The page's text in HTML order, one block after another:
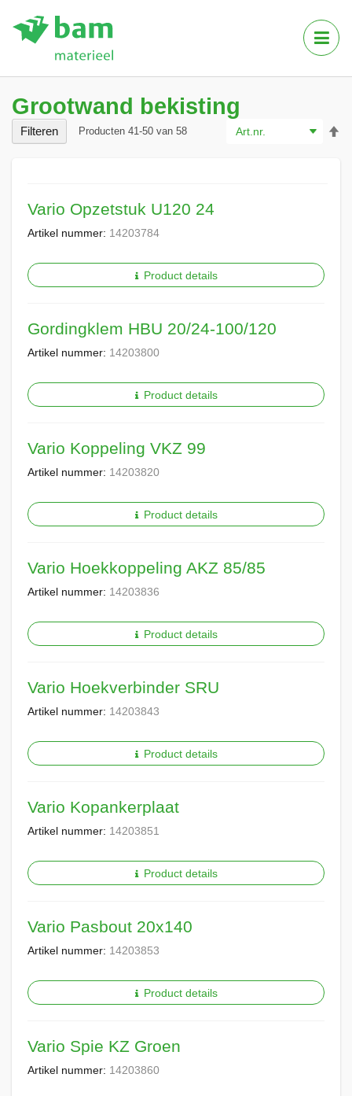
Nav
Grootwand bekisting
Producten 41-50 van 58
Vario Opzetstuk U120 24
Artikel nummer: 14203784
Product details
Gordingklem HBU 20/24-100/120
Artikel nummer: 14203800
Product details
Vario Koppeling VKZ 99
Artikel nummer: 14203820
Product details
Vario Hoekkoppeling AKZ 85/85
Artikel nummer: 14203836
Product details
Vario Hoekverbinder SRU
Artikel nummer: 14203843
Product details
Vario Kopankerplaat
Artikel nummer: 14203851
Product details
Vario Pasbout 20x140
Artikel nummer: 14203853
Product details
Vario Spie KZ Groen
Artikel nummer: 14203860
Filteren